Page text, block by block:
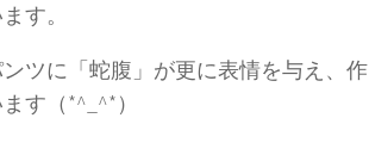
す。
ツに「蛇腹」が更に表情を与え、作
す（*^_^*）